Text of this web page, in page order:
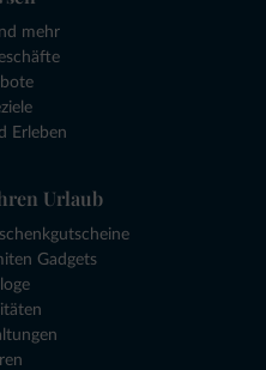
mehr
Erleben
Urlaub
Gadgets